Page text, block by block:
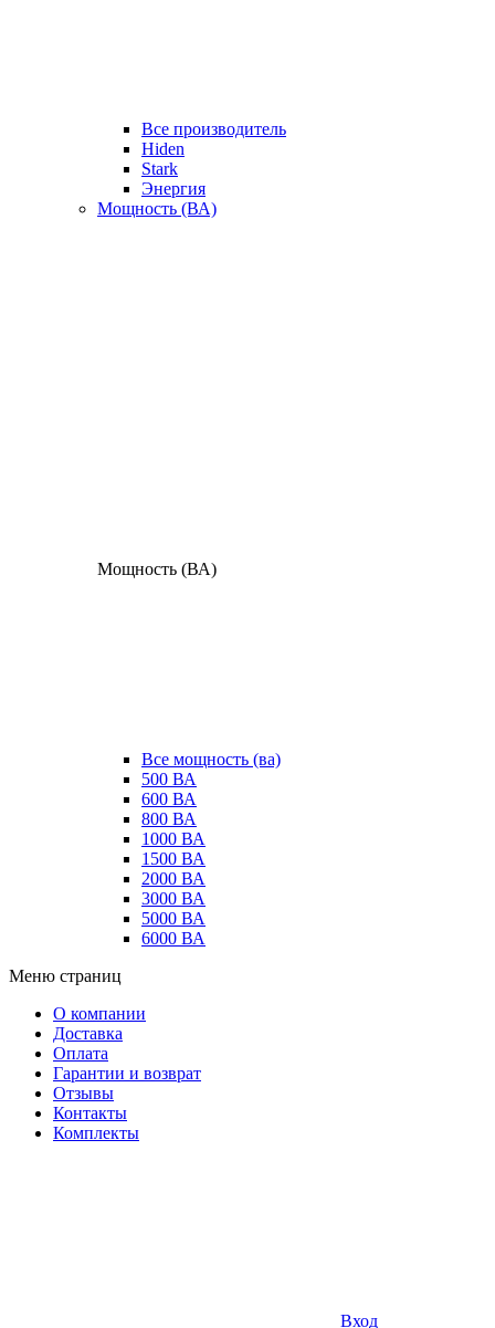
Все производитель
Hiden
Stark
Энергия
Мощность (ВА)
Мощность (ВА)
Все мощность (ва)
500 ВА
600 ВА
800 ВА
1000 ВА
1500 ВА
2000 ВА
3000 ВА
5000 ВА
6000 ВА
Меню страниц
О компании
Доставка
Оплата
Гарантии и возврат
Отзывы
Контакты
Комплекты
Вход